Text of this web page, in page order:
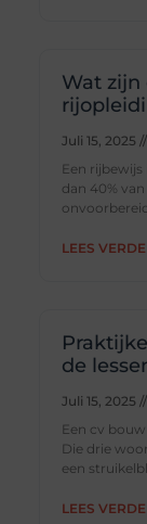
Wat
Juli 15, 2025
Een
dan 40%
LEES
de
Juli 15, 2025
Een cv
Die drie
een
LEES